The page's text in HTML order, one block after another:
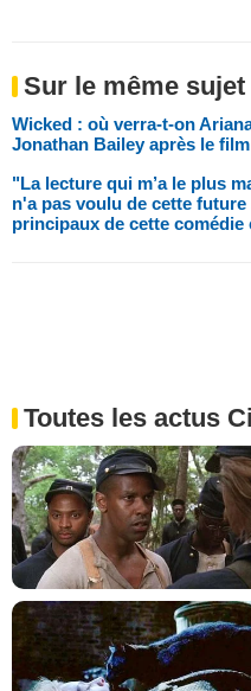
Sur le même sujet
Wicked : où verra-t-on
Jonathan Bailey après le
"La lecture qui m’a le plus
n'a pas voulu de cette
principaux de cette comédie
Toutes les actus